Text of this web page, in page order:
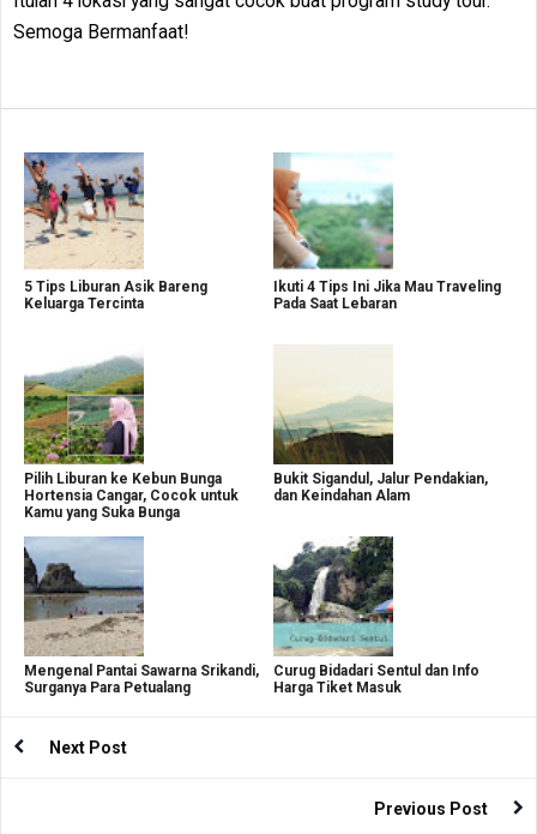
Semoga Bermanfaat!
5 Tips Liburan Asik Bareng
Keluarga Tercinta
Ikuti 4 Tips Ini Jika Mau Traveling
Pada Saat Lebaran
Pilih Liburan ke Kebun Bunga
Hortensia Cangar, Cocok untuk
Kamu yang Suka Bunga
Bukit Sigandul, Jalur Pendakian,
dan Keindahan Alam
Mengenal Pantai Sawarna Srikandi,
Surganya Para Petualang
Curug Bidadari Sentul dan Info
Harga Tiket Masuk
Next Post
Previous Post